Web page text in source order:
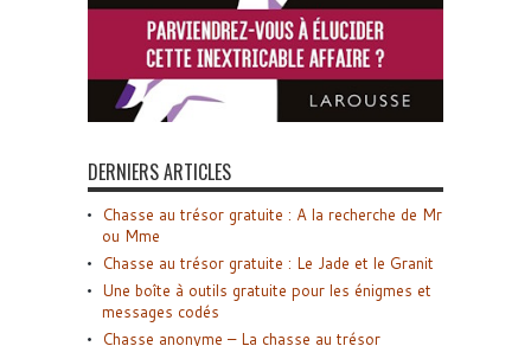
DERNIERS ARTICLES
Chasse au trésor gratuite : A la recherche de Mr
ou Mme
Chasse au trésor gratuite : Le Jade et le Granit
Une boîte à outils gratuite pour les énigmes et
messages codés
Chasse anonyme – La chasse au trésor